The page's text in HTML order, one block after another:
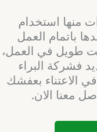
منها استخدام
باتمام العمل
طويل في العمل،
فشركة البراء
الاعتناء بعفشك
معنا الان.